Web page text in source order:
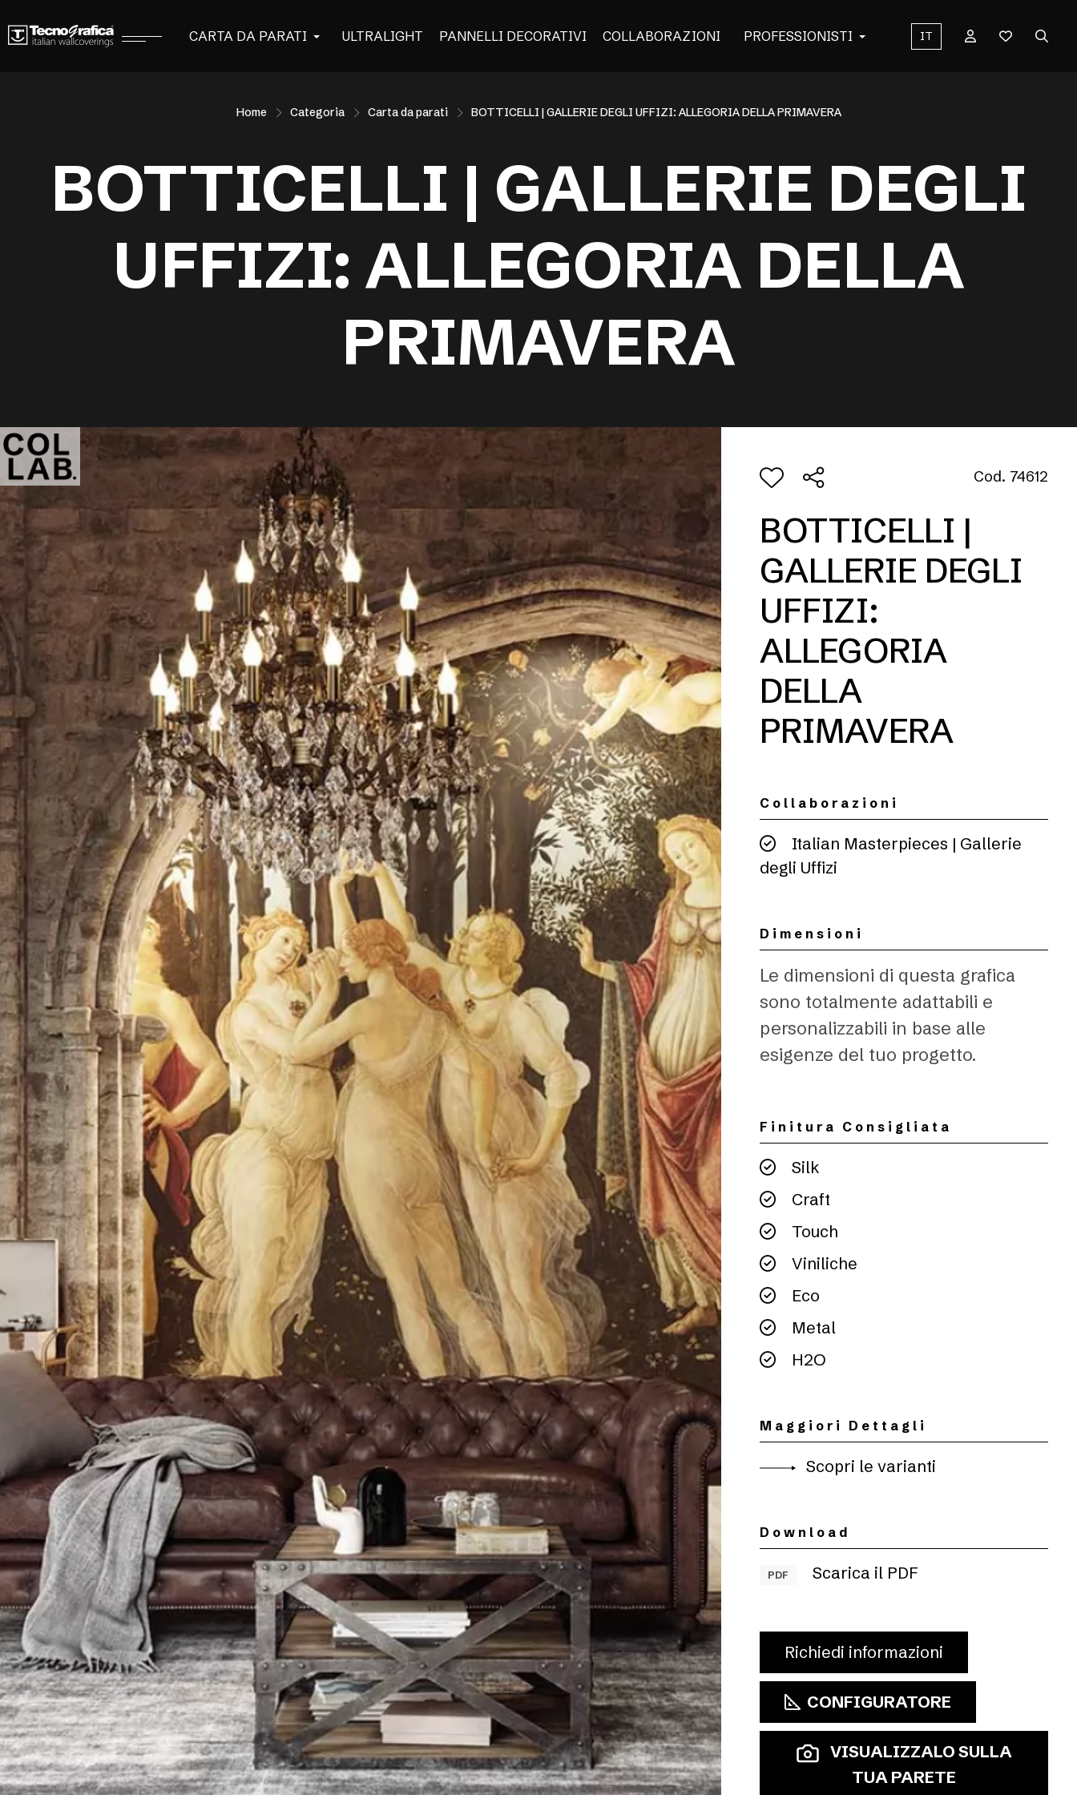
CARTA DA PARATI ULTRALIGHT PANNELLI DECORATIVI COLLABORAZIONI PROFESSIONISTI IT
Home Categoria Carta da parati BOTTICELLI | GALLERIE DEGLI UFFIZI: ALLEGORIA DELLA PRIMAVERA
BOTTICELLI | GALLERIE DEGLI
UFFIZI: ALLEGORIA DELLA
PRIMAVERA
Cod. 74612
BOTTICELLI |
GALLERIE DEGLI
UFFIZI:
ALLEGORIA
DELLA
PRIMAVERA
Collaborazioni
Italian Masterpieces | Gallerie
degli Uffizi
Dimensioni
Le dimensioni di questa grafica
sono totalmente adattabili e
personalizzabili in base alle
esigenze del tuo progetto.
Finitura Consigliata
Silk
Craft
Touch
Viniliche
Eco
Metal
H2O
Maggiori Dettagli
Scopri le varianti
Download
PDF Scarica il PDF
Richiedi informazioni
CONFIGURATORE
VISUALIZZALO SULLA
TUA PARETE